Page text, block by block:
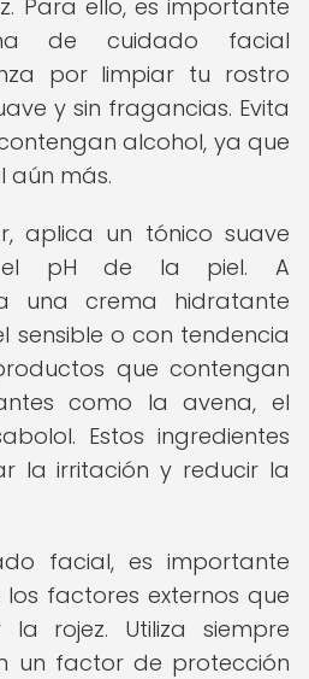
Para ello, es importante
de cuidado facial
por limpiar tu rostro
y sin fragancias. Evita
alcohol, ya que
aún más.
aplica un tónico suave
el pH de la piel. A
una crema hidratante
sensible o con tendencia
que contengan
como la avena, el
Estos ingredientes
la irritación y reducir la
facial, es importante
factores externos que
la rojez. Utiliza siempre
un factor de protección